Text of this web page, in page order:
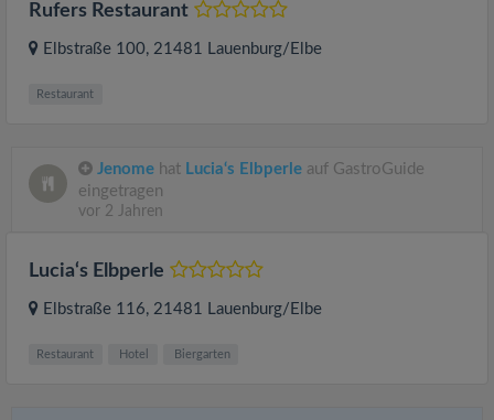
Rufers Restaurant
Elbstraße 100, 21481 Lauenburg/Elbe
Restaurant
Jenome hat Lucia‘s Elbperle auf GastroGuide
eingetragen
vor 2 Jahren
Lucia‘s Elbperle
Elbstraße 116, 21481 Lauenburg/Elbe
Restaurant Hotel Biergarten